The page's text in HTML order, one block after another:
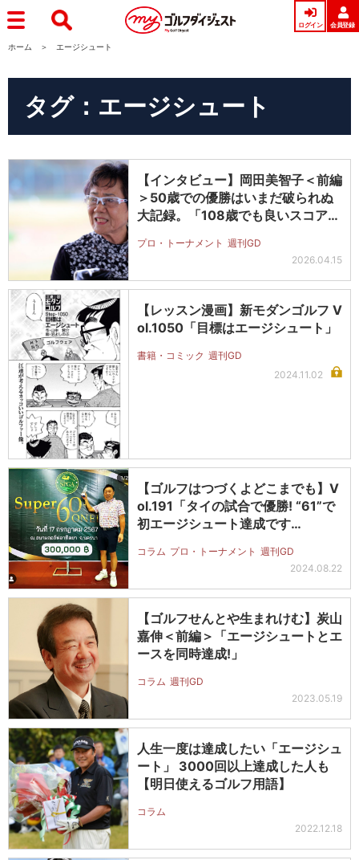
ログイン 会員登録
ホーム エージシュート
タグ：エージシュート
【インタビュー】岡田美智子＜前編
＞50歳での優勝はいまだ破られぬ
大記録。「108歳でも良いスコアで
プロ・トーナメント 週刊GD
2026.04.15
【レッスン漫画】新モダンゴルフ V
ol.1050「目標はエージシュート」
書籍・コミック 週刊GD
2024.11.02
【ゴルフはつづくよどこまでも】V
ol.191「タイの試合で優勝! “61”で
初エージシュート達成です…
コラム プロ・トーナメント 週刊GD
2024.08.22
【ゴルフせんとや生まれけむ】炭山
嘉伸＜前編＞「エージシュートとエ
ースを同時達成!」
コラム 週刊GD
2023.05.19
人生一度は達成したい「エージシュ
ート」 3000回以上達成した人も
【明日使えるゴルフ用語】
コラム
2022.12.18